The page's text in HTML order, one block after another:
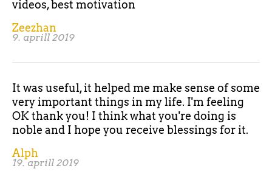
videos, best motivation
Zeezhan
9. aprill 2019
It was useful, it helped me make sense of some
very important things in my life. I'm feeling
OK thank you! I think what you're doing is
noble and I hope you receive blessings for it.
Alph
19. aprill 2019